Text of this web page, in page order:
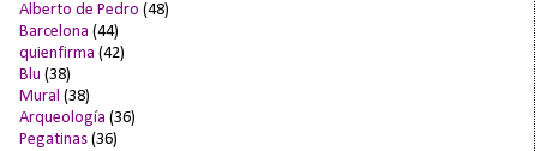
Alberto de Pedro (48)
Barcelona (44)
quienfirma (42)
Blu (38)
Mural (38)
Arqueología (36)
Pegatinas (36)